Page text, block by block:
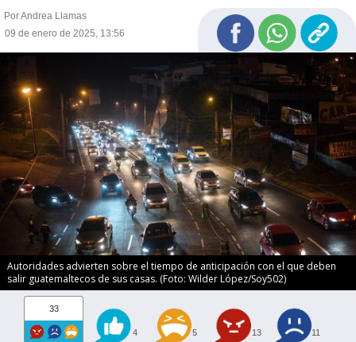
Por Andrea Llamas
09 de enero de 2025, 13:56
Autoridades advierten sobre el tiempo de anticipación con el que deben
salir guatemaltecos de sus casas. (Foto: Wilder López/Soy502)
33
4 5 13 11